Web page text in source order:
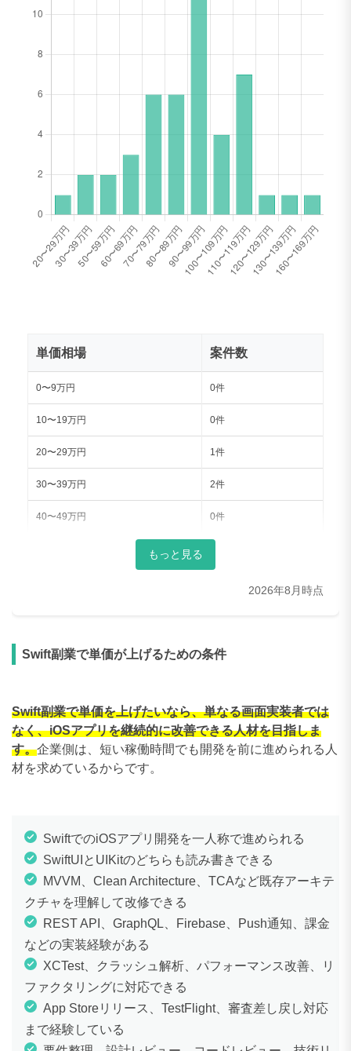
単価相場 案件数
0〜9万円 0件
10〜19万円 0件
20〜29万円 1件
30〜39万円 2件
40〜49万円 0件
100〜109万円 4件
110〜119万円 7件
120〜129万円
140〜149万円 0件
160〜169万円
180〜189万円 0件
200〜209万円
もっと見る
2026年8月時点
Swift副業で単価が上げるための条件
Swift副業で単価を上げたいなら、単なる画面実装者では
なく、iOSアプリを継続的に改善できる人材を目指しま
す。企業側は、短い稼働時間でも開発を前に進められる人
材を求めているからです。
SwiftでのiOSアプリ開発を一人称で進められる
SwiftUIとUIKitのどちらも読み書きできる
MVVM、Clean Architecture、TCAなど既存アーキテ
クチャを理解して改修できる
REST API、GraphQL、Firebase、Push通知、課金
などの実装経験がある
XCTest、クラッシュ解析、パフォーマンス改善、リ
ファクタリングに対応できる
App Storeリリース、TestFlight、審査差し戻し対応
まで経験している